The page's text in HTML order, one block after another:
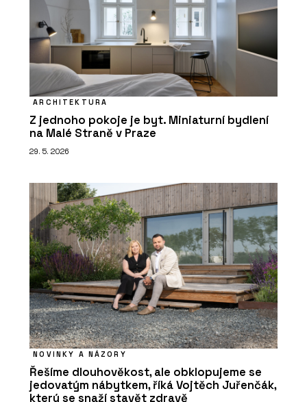
ARCHITEKTURA
Z jednoho pokoje je byt. Miniaturní bydlení
na Malé Straně v Praze
29. 5. 2026
NOVINKY A NÁZORY
Řešíme dlouhověkost, ale obklopujeme se
jedovatým nábytkem, říká Vojtěch Juřenčák,
který se snaží stavět zdravě